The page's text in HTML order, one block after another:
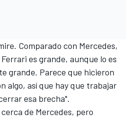
Comparado con Mercedes,
es grande, aunque lo es
grande. Parece que hicieron
algo, así que hay que trabajar
esa brecha".
de Mercedes, pero